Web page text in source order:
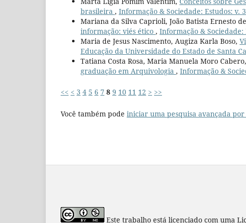
brasileira , Informação & Sociedade: Estudos: v.
Mariana da Silva Caprioli, João Batista Ernesto
informação: viés ético , Informação & Sociedade:
Maria de Jesus Nascimento, Augiza Karla Boso,
Educação da Universidade do Estado de Santa
Tatiana Costa Rosa, Maria Manuela Moro Cabero,
graduação em Arquivologia , Informação &
<< < 3 4 5 6 7 8 9 10 11 12 > >>
Você também pode iniciar uma pesquisa avançada
Este trabalho está licenciado com uma